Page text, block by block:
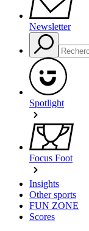
Newsletter
Spotlight
Focus Foot
Insights
Other sports
FUN ZONE
Scores